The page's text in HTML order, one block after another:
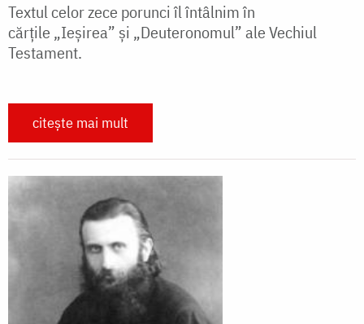
Textul celor zece porunci îl întâlnim în
cărțile „Ieșirea” și „Deuteronomul” ale Vechiul
Testament.
citește mai mult